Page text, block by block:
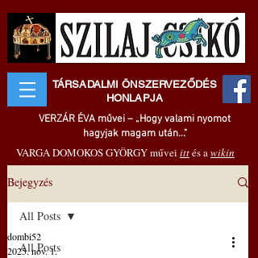
TÁRSADALMI ÖNSZERVEZŐDÉS
HONLAPJA
VERZÁR ÉVA művei – „Hogy valami nyomot
hagyjak magam után..."
VARGA DOMOKOS GYÖRGY művei ittés awikin
Bejegyzés
All Posts
All Posts
dombi52
2025. nov. 1.